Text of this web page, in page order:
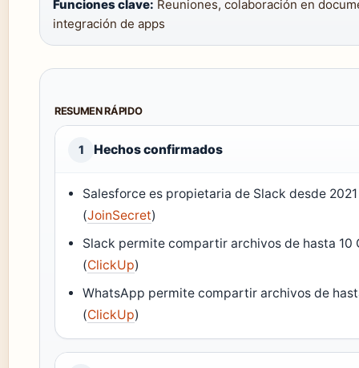
Funciones clave: Reuniones, colaboración en
integración de apps
RESUMEN RÁPIDO
1 Hechos confirmados
Salesforce es propietaria de Slack desde 2021
(JoinSecret)
Slack permite compartir archivos de hasta 10
(ClickUp)
WhatsApp permite compartir archivos de
(ClickUp)